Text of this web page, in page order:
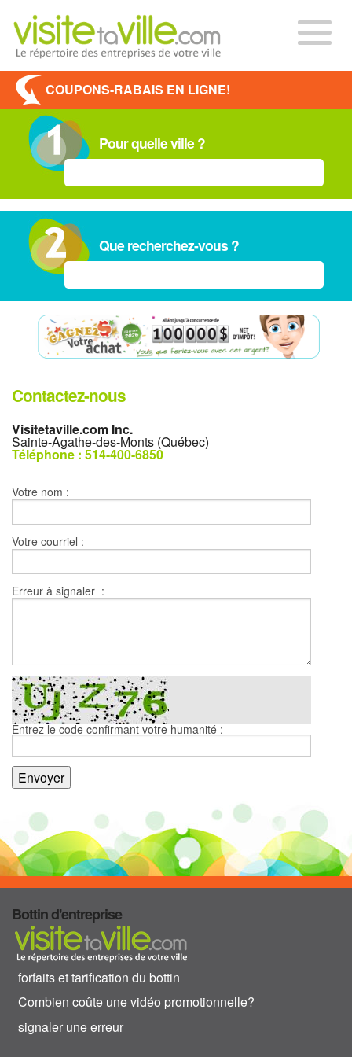
COUPONS-RABAIS EN LIGNE!
Pour quelle ville ?
Que recherchez-vous ?
Contactez-nous
Visitetaville.com Inc.
Sainte-Agathe-des-Monts (Québec)
Téléphone : 514-400-6850
Votre nom :
Votre courriel :
Erreur à signaler :
Entrez le code confirmant votre humanité :
Bottin d'entreprise
forfaits et tarification du bottin
Combien coûte une vidéo promotionnelle?
signaler une erreur